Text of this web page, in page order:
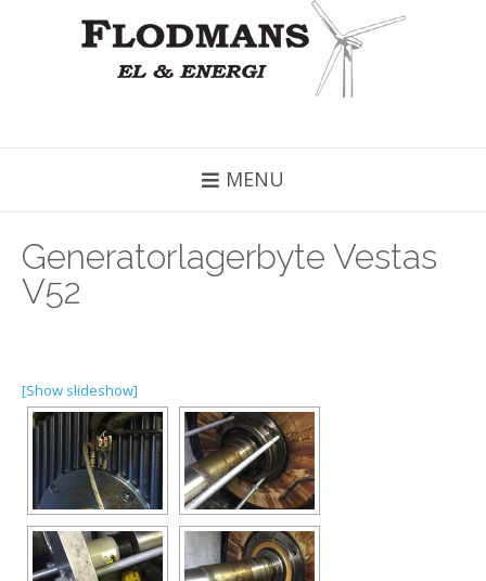
MENU
Generatorlagerbyte Vestas
V52
[Show slideshow]